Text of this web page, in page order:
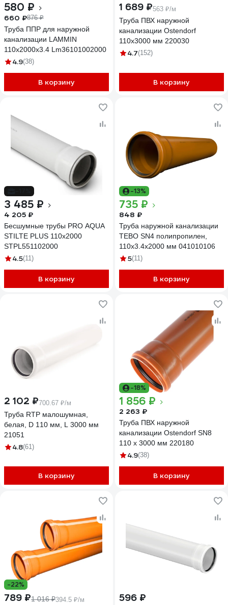
580 ₽
660 ₽876 ₽
Труба ППР для наружной
канализации LAMMIN
110x2000x3.4 Lm36101002000
4.9(38)
В корзину
1 689 ₽563 ₽/м
Труба ПВХ наружной
канализации Ostendorf
110х3000 мм 220030
4.7(152)
В корзину
3 485 ₽
4 205 ₽
Бесшумные трубы PRO AQUA
STILTE PLUS 110x2000
STPL551102000
4.5(11)
В корзину
-13%
735 ₽
848 ₽
Труба наружной канализации
TEBO SN4 полипропилен,
110x3.4x2000 мм 041010106
5(11)
В корзину
2 102 ₽700.67 ₽/м
Труба RTP малошумная,
белая, D 110 мм, L 3000 мм
21051
4.8(61)
В корзину
-18%
1 856 ₽
2 263 ₽
Труба ПВХ наружной
канализации Ostendorf SN8
110 х 3000 мм 220180
4.9(38)
В корзину
-22%
789 ₽1 016 ₽394.5 ₽/м 596 ₽